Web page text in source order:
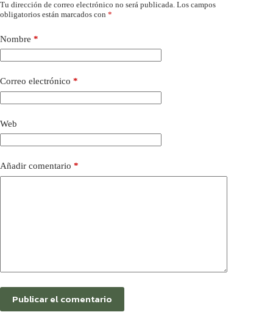
Tu dirección de correo electrónico no será publicada. Los campos
obligatorios están marcados con *
Nombre *
Correo electrónico *
Web
Añadir comentario *
Publicar el comentario